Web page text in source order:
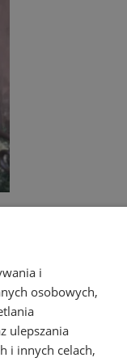
22 osób
i
osobowych,
ulepszania
i innych celach,